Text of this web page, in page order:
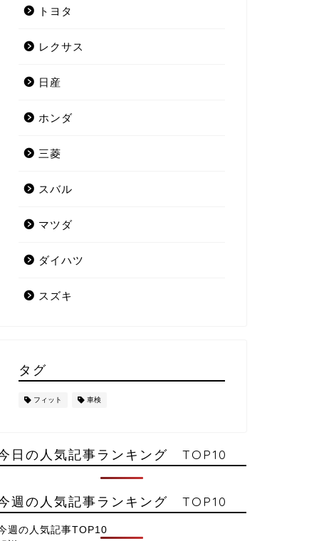
トヨタ
レクサス
日産
ホンダ
三菱
スバル
マツダ
ダイハツ
スズキ
タグ
フィット 車検
日の人気記事ランキング TOP10
週の人気記事ランキング TOP10
週の人気記事TOP10